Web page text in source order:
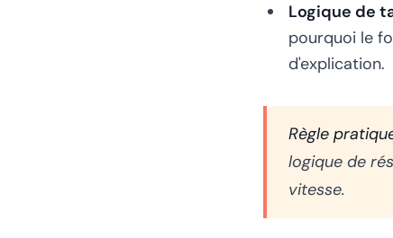
Logique de
pourquoi le
d'explication.
Règle
logique de
vitesse.